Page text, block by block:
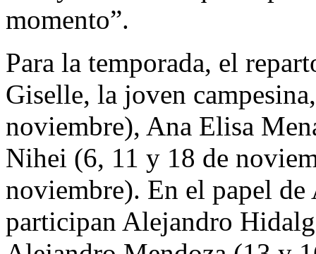
momento”.
Para la temporada, el
Giselle, la joven
noviembre), Ana Elisa
Nihei (6, 11 y 18 de
noviembre). En el papel
participan Alejandro